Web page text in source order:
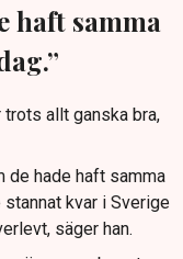
haft samma
allt ganska bra,
de hade haft samma
kvar i Sverige
säger han.